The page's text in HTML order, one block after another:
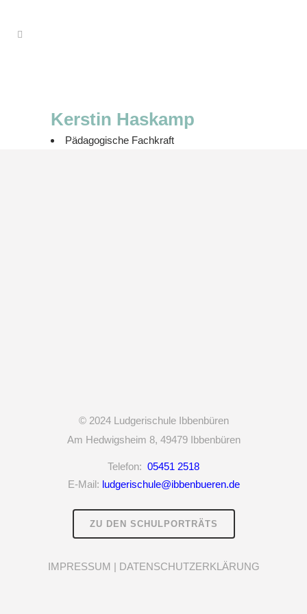
Kerstin Haskamp
Pädagogische Fachkraft
© 2024 Ludgerischule Ibbenbüren
Am Hedwigsheim 8, 49479 Ibbenbüren
Telefon: 05451 2518
E-Mail: ludgerischule@ibbenbueren.de
ZU DEN SCHULPORTRÄTS
IMPRESSUM | DATENSCHUTZERKLÄRUNG